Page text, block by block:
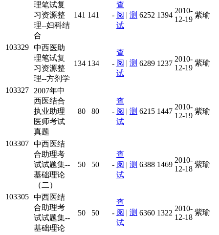
理笔试复
习资源整
理--妇科结
合
141 141 -
查
阅 | 测
试
6252 1394
2010-
12-19
紫瑜
103329 中西医助
理笔试复
习资源整
理--方剂学
134 134 -
查
阅 | 测
试
6289 1237
2010-
12-19
紫瑜
103327
2007年中
西医结合
执业助理
医师考试
真题
80 80 -
查
阅 | 测
试
6215 1447
2010-
12-19
紫瑜
103307 中西医结
合助理考
试试题集--
基础理论
（二）
50 50 -
查
阅 | 测
试
6388 1469
2010-
12-18
紫瑜
103305 中西医结
合助理考
试试题集--
基础理论
50 50 -
查
阅 | 测
试
6360 1322
2010-
12-18
紫瑜